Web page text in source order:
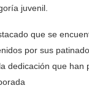
juvenil.
que se
por sus
dedicación que han